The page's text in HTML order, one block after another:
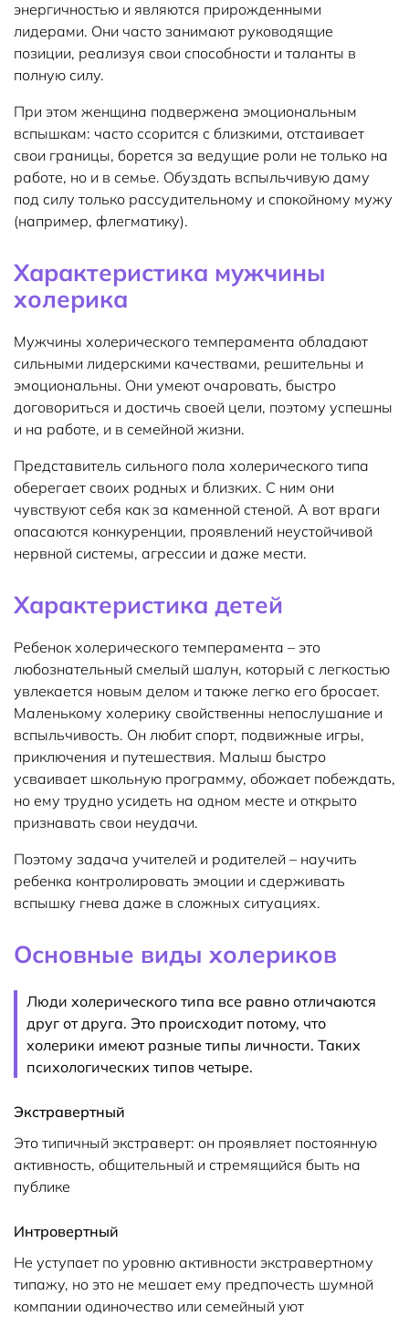
энергичностью и являются прирожденными
лидерами. Они часто занимают руководящие
позиции, реализуя свои способности и таланты в
полную силу.
При этом женщина подвержена эмоциональным
вспышкам: часто ссорится с близкими, отстаивает
свои границы, борется за ведущие роли не только на
работе, но и в семье. Обуздать вспыльчивую даму
под силу только рассудительному и спокойному мужу
(например, флегматику).
Характеристика мужчины
холерика
Мужчины холерического темперамента обладают
сильными лидерскими качествами, решительны и
эмоциональны. Они умеют очаровать, быстро
договориться и достичь своей цели, поэтому успешны
и на работе, и в семейной жизни.
Представитель сильного пола холерического типа
оберегает своих родных и близких. С ним они
чувствуют себя как за каменной стеной. А вот враги
опасаются конкуренции, проявлений неустойчивой
нервной системы, агрессии и даже мести.
Характеристика детей
Ребенок холерического темперамента – это
любознательный смелый шалун, который с легкостью
увлекается новым делом и также легко его бросает.
Маленькому холерику свойственны непослушание и
вспыльчивость. Он любит спорт, подвижные игры,
приключения и путешествия. Малыш быстро
усваивает школьную программу, обожает побеждать,
но ему трудно усидеть на одном месте и открыто
признавать свои неудачи.
Поэтому задача учителей и родителей – научить
ребенка контролировать эмоции и сдерживать
вспышку гнева даже в сложных ситуациях.
Основные виды холериков
Люди холерического типа все равно отличаются
друг от друга. Это происходит потому, что
холерики имеют разные типы личности. Таких
психологических типов четыре.
Экстравертный
Это типичный экстраверт: он проявляет постоянную
активность, общительный и стремящийся быть на
публике
Интровертный
Не уступает по уровню активности экстравертному
типажу, но это не мешает ему предпочесть шумной
компании одиночество или семейный уют